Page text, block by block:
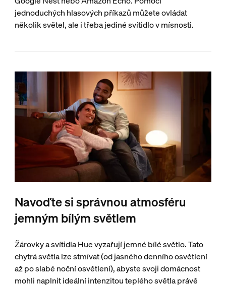
jednoduchých hlasových příkazů můžete ovládat
několik světel, ale i třeba jediné svítidlo v mísnosti.
Navoďte si správnou atmosféru
jemným bílým světlem
Žárovky a svítidla Hue vyzařují jemné bílé světlo. Tato
chytrá světla lze stmívat (od jasného denního osvětlení
až po slabé noční osvětlení), abyste svoji domácnost
mohli naplnit ideální intenzitou teplého světla právě